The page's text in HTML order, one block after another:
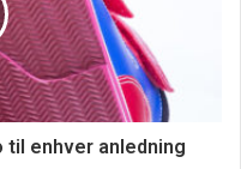
til enhver anledning